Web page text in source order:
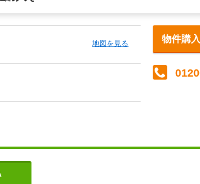
地図を見る 物件購